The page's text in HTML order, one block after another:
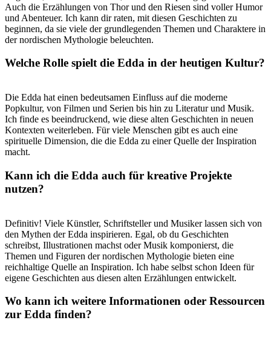
Auch die Erzählungen von ⁣Thor und den Riesen sind voller Humor
und Abenteuer.‍ Ich kann dir raten, mit diesen Geschichten zu
beginnen,​ da sie viele der grundlegenden‌ Themen und Charaktere‌ in
der nordischen Mythologie beleuchten.
Welche Rolle spielt⁢ die Edda in der heutigen Kultur?
Die ⁢Edda hat einen bedeutsamen Einfluss auf‌ die moderne
Popkultur, von Filmen ​und Serien bis⁢ hin zu​ Literatur und Musik.‌
Ich finde es beeindruckend, ‌wie diese alten Geschichten in neuen
Kontexten weiterleben. ‌Für viele Menschen gibt ⁤es auch eine
spirituelle Dimension, die ⁢die ​Edda⁣ zu einer‍ Quelle der Inspiration
macht.
Kann ich ⁢die Edda auch für kreative Projekte
nutzen?
Definitiv!⁤ Viele Künstler, Schriftsteller und⁤ Musiker lassen sich von
den Mythen der ​Edda inspirieren. Egal,⁢ ob du ​Geschichten
schreibst, Illustrationen machst oder Musik komponierst, die
Themen⁢ und Figuren der nordischen Mythologie bieten eine
reichhaltige ​Quelle an Inspiration. Ich⁣ habe selbst schon Ideen für
eigene Geschichten aus‍ diesen alten Erzählungen entwickelt.
Wo kann⁣ ich ​weitere Informationen ⁣oder Ressourcen
zur Edda finden?